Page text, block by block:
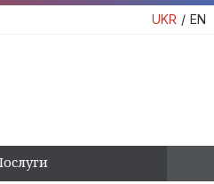
UKR EN